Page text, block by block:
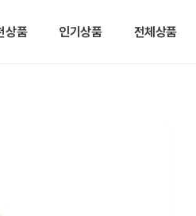
상품 인기상품 전체상품